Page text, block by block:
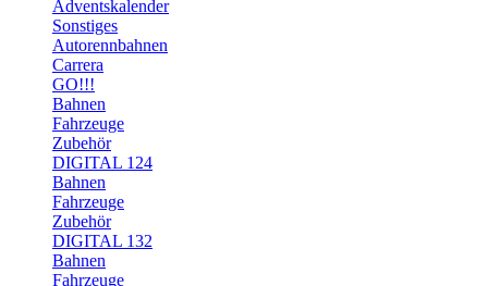
Adventskalender
Sonstiges
Autorennbahnen
Carrera
GO!!!
Bahnen
Fahrzeuge
Zubehör
DIGITAL 124
Bahnen
Fahrzeuge
Zubehör
DIGITAL 132
Bahnen
Fahrzeuge